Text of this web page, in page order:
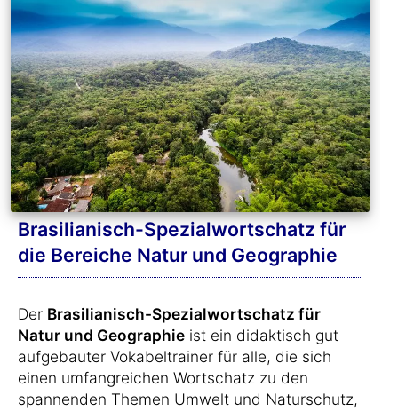
Brasilianisch-Spezialwortschatz für
die Bereiche Natur und Geographie
Der Brasilianisch-Spezialwortschatz für
Natur und Geographie ist ein didaktisch gut
aufgebauter Vokabeltrainer für alle, die sich
einen umfangreichen Wortschatz zu den
spannenden Themen Umwelt und Naturschutz,